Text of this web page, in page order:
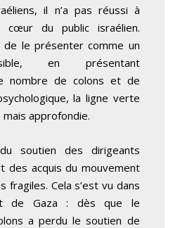
il n’a pas réussi à
cœur du public israélien.
le présenter comme un
en présentant
nombre de colons et de
la ligne verte
mais approfondie.
soutien des dirigeants
des acquis du mouvement
fragiles. Cela s’est vu dans
de Gaza : dès que le
a perdu le soutien de